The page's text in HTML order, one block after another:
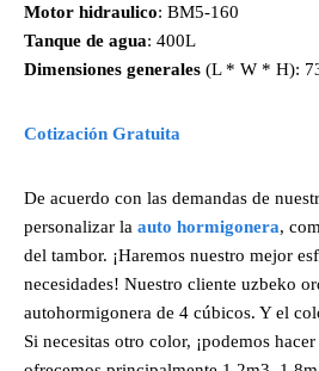
Motor hidraulico: BM5-160
Tanque de agua: 400L
Dimensiones generales (L * W * H):
Cotización Gratuita
De acuerdo con las demandas de
personalizar la auto hormigonera,
del tambor. ¡Haremos nuestro mejor
necesidades! Nuestro cliente uzbeko
autohormigonera de 4 cúbicos. Y el
Si necesitas otro color, ¡podemos